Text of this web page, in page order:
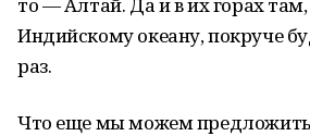
Индийскому океану, покруче
раз.
Что еще мы можем